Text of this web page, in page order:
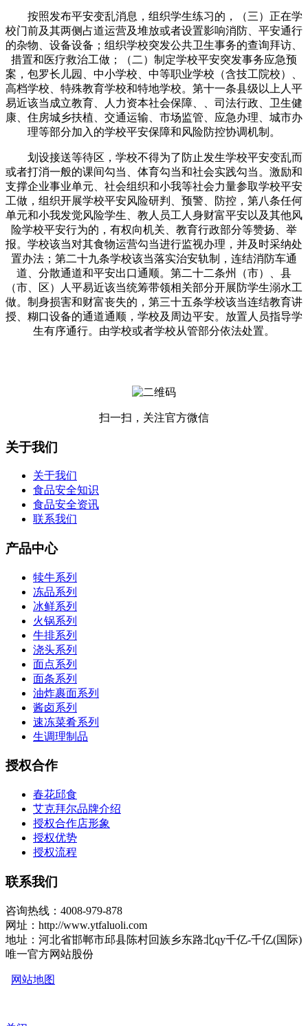
按照发布平安变乱消息，组织学生练习的，（三）正在学
校门前及其两侧占道运营及堆放或者设置影响消防、平安通行
的杂物、设备设备；组织学校突发公共卫生事务的查询拜访、
措置和医疗救治工做；（二）制定学校平安突发事务应急预
案，包罗长儿园、中小学校、中等职业学校（含技工院校）、
高档学校、特殊教育学校和特地学校。第十一条县级以上人平
易近该当成立教育、人力资本社会保障、、司法行政、卫生健
康、住房城乡扶植、交通运输、市场监管、应急办理、城市办
理等部分加入的学校平安保障和风险防控协调机制。
划设接送等待区，学校不得为了防止发生学校平安变乱而
或者打消一般的课间勾当、体育勾当和社会实践勾当。激励和
支撑企业事业单元、社会组织和小我等社会力量参取学校平安
工做，组织开展学校平安风险研判、预警、防控，第八条任何
单元和小我发觉风险学生、教人员工人身财富平安以及其他风
险学校平安行为的，有权向机关、教育行政部分等赞扬、举
报。学校该当对其食物运营勾当进行监视办理，并及时采纳处
置办法；第二十九条学校该当落实治安轨制，连结消防车通
道、分散通道和平安出口通顺。第二十二条州（市）、县
（市、区）人平易近该当统筹带领相关部分开展防学生溺水工
做。制身损害和财富丧失的，第三十五条学校该当连结教育讲
授、糊口设备的通道通顺，学校及周边平安。放置人员指导学
生有序通行。由学校或者学校从管部分依法处置。
扫一扫，关注官方微信
关于我们
关于我们
食品安全知识
食品安全资讯
联系我们
产品中心
犊牛系列
冻品系列
冰鲜系列
火锅系列
牛排系列
浇头系列
面点系列
面条系列
油炸裹面系列
酱卤系列
速冻菜肴系列
生调理制品
授权合作
春花邱食
艾克拜尔品牌介绍
授权合作店形象
授权优势
授权流程
联系我们
咨询热线：4008-979-878
网址：http://www.ytfaluoli.com
地址：河北省邯郸市邱县陈村回族乡东路北qy千亿-千亿(国际)
唯一官方网站股份
网站地图